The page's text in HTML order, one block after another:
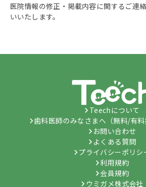
医院情報の修正・掲載内容に関するご連絡
いいたします。
Teechについて
歯科医師のみなさまへ（無料/有料
お問い合わせ
よくある質問
プライバシーポリシ
利用規約
会員規約
ウミガメ株式会社